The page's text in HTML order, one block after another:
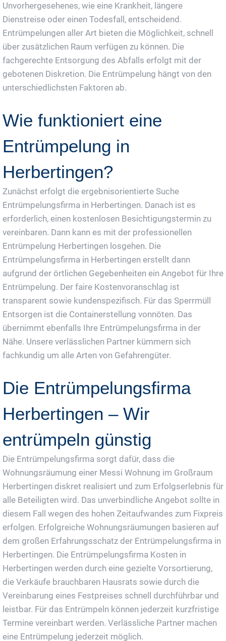
Unvorhergesehenes, wie eine Krankheit, längere
Dienstreise oder einen Todesfall, entscheidend.
Entrümpelungen aller Art bieten die Möglichkeit, schnell
über zusätzlichen Raum verfügen zu können. Die
fachgerechte Entsorgung des Abfalls erfolgt mit der
gebotenen Diskretion. Die Entrümpelung hängt von den
unterschiedlichsten Faktoren ab.
Wie funktioniert eine
Entrümpelung in
Herbertingen?
Zunächst erfolgt die ergebnisorientierte Suche
Entrümpelungsfirma in Herbertingen. Danach ist es
erforderlich, einen kostenlosen Besichtigungstermin zu
vereinbaren. Dann kann es mit der professionellen
Entrümpelung Herbertingen losgehen. Die
Entrümpelungsfirma in Herbertingen erstellt dann
aufgrund der örtlichen Gegebenheiten ein Angebot für Ihre
Entrümpelung. Der faire Kostenvoranschlag ist
transparent sowie kundenspezifisch. Für das Sperrmüll
Entsorgen ist die Containerstellung vonnöten. Das
übernimmt ebenfalls Ihre Entrümpelungsfirma in der
Nähe. Unsere verlässlichen Partner kümmern sich
fachkundig um alle Arten von Gefahrengüter.
Die Entrümpelungsfirma
Herbertingen – Wir
entrümpeln günstig
Die Entrümpelungsfirma sorgt dafür, dass die
Wohnungsräumung einer Messi Wohnung im Großraum
Herbertingen diskret realisiert und zum Erfolgserlebnis für
alle Beteiligten wird. Das unverbindliche Angebot sollte in
diesem Fall wegen des hohen Zeitaufwandes zum Fixpreis
erfolgen. Erfolgreiche Wohnungsräumungen basieren auf
dem großen Erfahrungsschatz der Entrümpelungsfirma in
Herbertingen. Die Entrümpelungsfirma Kosten in
Herbertingen werden durch eine gezielte Vorsortierung,
die Verkäufe brauchbaren Hausrats sowie durch die
Vereinbarung eines Festpreises schnell durchführbar und
leistbar. Für das Entrümpeln können jederzeit kurzfristige
Termine vereinbart werden. Verlässliche Partner machen
eine Entrümpelung jederzeit möglich.